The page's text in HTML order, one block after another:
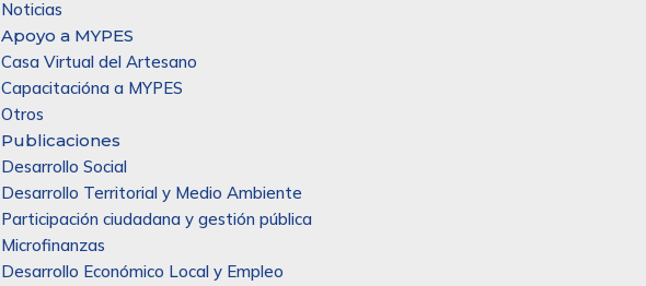
Noticias
Apoyo a MYPES
Casa Virtual del Artesano
Capacitacióna a MYPES
Otros
Publicaciones
Desarrollo Social
Desarrollo Territorial y Medio Ambiente
Participación ciudadana y gestión pública
Microfinanzas
Desarrollo Económico Local y Empleo